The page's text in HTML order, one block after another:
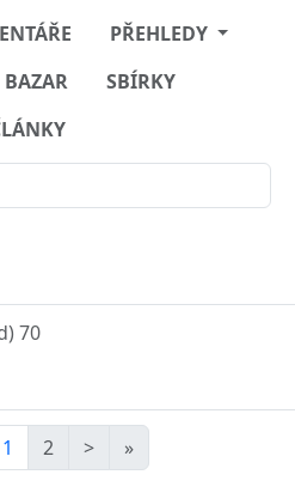
PŘEHLEDY
BAZAR
SBÍRKY
70
1 2 > »